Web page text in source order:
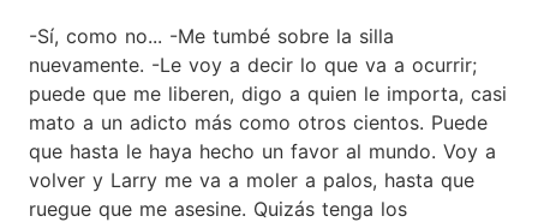
-Sí, como no... -Me tumbé sobre la silla
nuevamente. -Le voy a decir lo que va a ocurrir;
puede que me liberen, digo a quien le importa, casi
mato a un adicto más como otros cientos. Puede
que hasta le haya hecho un favor al mundo. Voy a
volver y Larry me va a moler a palos, hasta que
ruegue que me asesine. Quizás tenga los